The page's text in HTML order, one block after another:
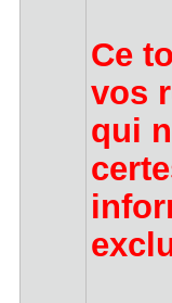
Ce
vos
qui